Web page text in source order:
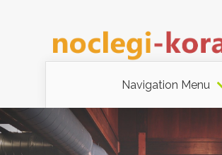
Navigation Menu